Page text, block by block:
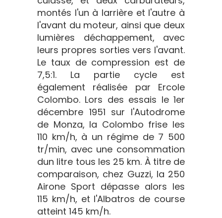
montés l'un à larrière et l'autre à
l'avant du moteur, ainsi que deux
lumières déchappement, avec
leurs propres sorties vers l'avant.
Le taux de compression est de
7,5:1. La partie cycle est
également réalisée par Ercole
Colombo. Lors des essais le 1er
décembre 1951 sur l'Autodrome
de Monza, la Colombo frise les
110 km/h, à un régime de 7 500
tr/min, avec une consommation
dun litre tous les 25 km. À titre de
comparaison, chez Guzzi, la 250
Airone Sport dépasse alors les
115 km/h, et l'Albatros de course
atteint 145 km/h.